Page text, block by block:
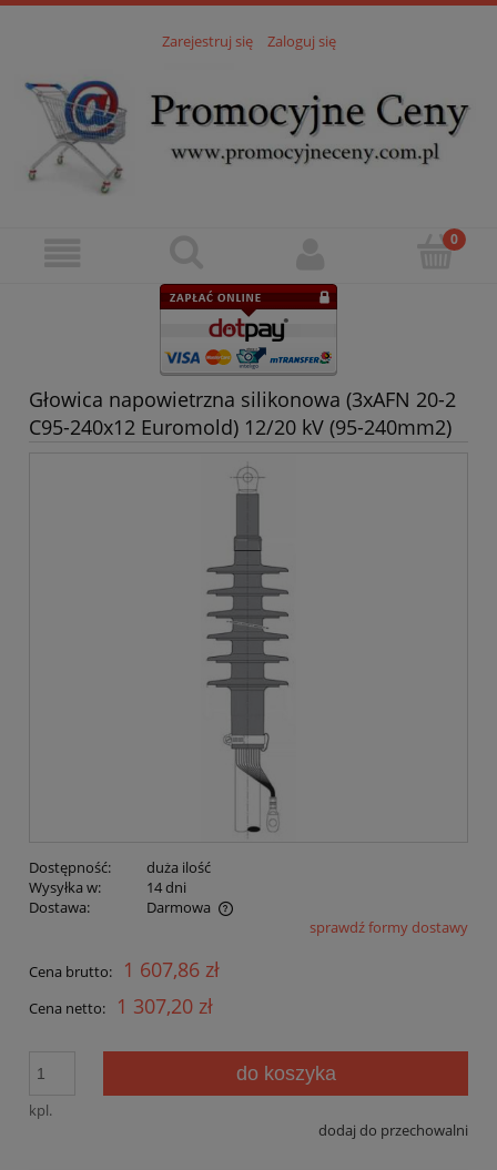
Zarejestruj się Zaloguj się
Głowica napowietrzna silikonowa (3xAFN 20-2
C95-240x12 Euromold) 12/20 kV (95-240mm2)
Dostępność:
duża ilość
Wysyłka w:
14 dni
Dostawa:
Darmowa
Cena nie zawiera ewentualnych kosztów płatnościsprawdź formy dostawy
Cena brutto: 1 607,86 zł
Cena netto: 1 307,20 zł
kpl.
do koszyka
dodaj do przechowalni